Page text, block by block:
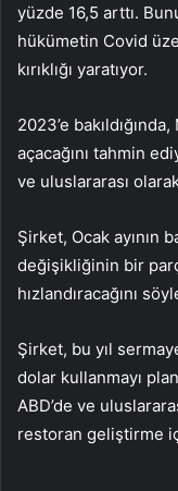
yüzde 16,5 arttı.
hükümetin Covid
kırıklığı yaratıyor.
2023’e
açacağını tahmin
ve uluslararası
Şirket, Ocak ayının
değişikliğinin bir
hızlandıracağını
Şirket, bu yıl
dolar kullanmayı
ABD’de ve
restoran geliştirme